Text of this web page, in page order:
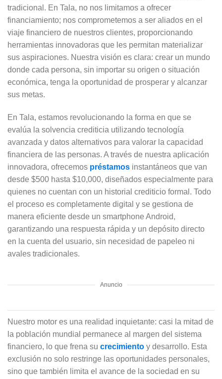
tradicional. En Tala, no nos limitamos a ofrecer
financiamiento; nos comprometemos a ser aliados en el
viaje financiero de nuestros clientes, proporcionando
herramientas innovadoras que les permitan materializar
sus aspiraciones. Nuestra visión es clara: crear un mundo
donde cada persona, sin importar su origen o situación
económica, tenga la oportunidad de prosperar y alcanzar
sus metas.
En Tala, estamos revolucionando la forma en que se
evalúa la solvencia crediticia utilizando tecnología
avanzada y datos alternativos para valorar la capacidad
financiera de las personas. A través de nuestra aplicación
innovadora, ofrecemos préstamos instantáneos que van
desde $500 hasta $10,000, diseñados especialmente para
quienes no cuentan con un historial crediticio formal. Todo
el proceso es completamente digital y se gestiona de
manera eficiente desde un smartphone Android,
garantizando una respuesta rápida y un depósito directo
en la cuenta del usuario, sin necesidad de papeleo ni
avales tradicionales.
Anuncio
Nuestro motor es una realidad inquietante: casi la mitad de
la población mundial permanece al margen del sistema
financiero, lo que frena su crecimiento y desarrollo. Esta
exclusión no solo restringe las oportunidades personales,
sino que también limita el avance de la sociedad en su